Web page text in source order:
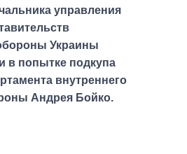
управления
Украины
в попытке подкупа
внутреннего
Андрея Бойко.